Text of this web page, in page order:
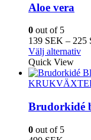
Aloe vera
0 out of 5
139 SEK – 225
Välj alternativDen
De
Quick View
Brudorkidé
0 out of 5